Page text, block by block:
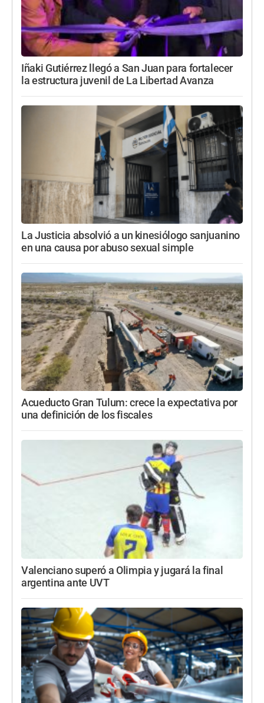
Iñaki Gutiérrez llegó a San Juan para fortalecer
la estructura juvenil de La Libertad Avanza
La Justicia absolvió a un kinesiólogo sanjuanino
en una causa por abuso sexual simple
Acueducto Gran Tulum: crece la expectativa por
una definición de los fiscales
Valenciano superó a Olimpia y jugará la final
argentina ante UVT